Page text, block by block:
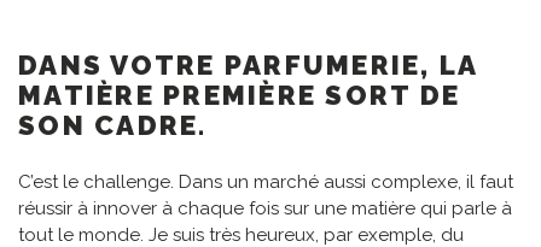
DANS VOTRE PARFUMERIE, LA
MATIÈRE PREMIÈRE SORT DE
SON CADRE.
C’est le challenge. Dans un marché aussi complexe, il faut
réussir à innover à chaque fois sur une matière qui parle à
tout le monde. Je suis très heureux, par exemple, du